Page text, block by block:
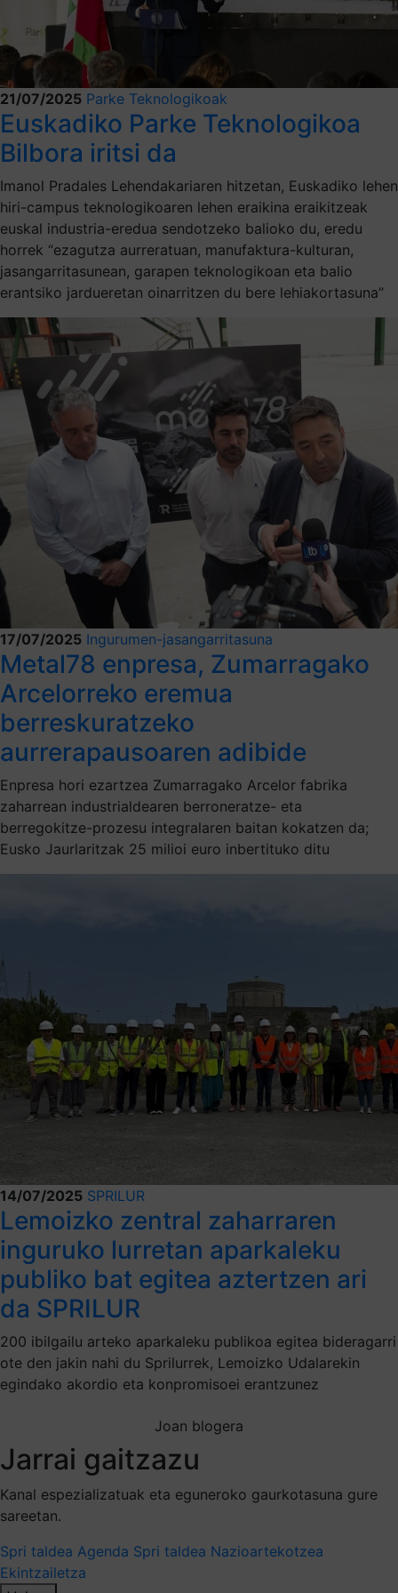
21/07/2025 Parke Teknologikoak
Euskadiko Parke Teknologikoa
Bilbora iritsi da
Imanol Pradales Lehendakariaren hitzetan, Euskadiko lehen
hiri-campus teknologikoaren lehen eraikina eraikitzeak
euskal industria-eredua sendotzeko balioko du, eredu
horrek “ezagutza aurreratuan, manufaktura-kulturan,
jasangarritasunean, garapen teknologikoan eta balio
erantsiko jardueretan oinarritzen du bere lehiakortasuna”
17/07/2025 Ingurumen-jasangarritasuna
Metal78 enpresa, Zumarragako
Arcelorreko eremua
berreskuratzeko
aurrerapausoaren adibide
Enpresa hori ezartzea Zumarragako Arcelor fabrika
zaharrean industrialdearen berroneratze- eta
berregokitze-prozesu integralaren baitan kokatzen da;
Eusko Jaurlaritzak 25 milioi euro inbertituko ditu
14/07/2025 SPRILUR
Lemoizko zentral zaharraren
inguruko lurretan aparkaleku
publiko bat egitea aztertzen ari
da SPRILUR
200 ibilgailu arteko aparkaleku publikoa egitea bideragarri
ote den jakin nahi du Sprilurrek, Lemoizko Udalarekin
egindako akordio eta konpromisoei erantzunez
Joan blogera
Jarrai gaitzazu
Kanal espezializatuak eta eguneroko gaurkotasuna gure
sareetan.
Spri taldea Agenda Spri taldea Nazioartekotzea
Ekintzailetza